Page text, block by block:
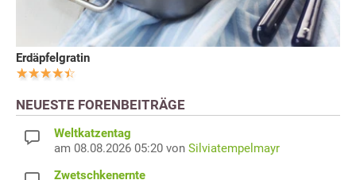
Erdäpfelgratin
NEUESTE FORENBEITRÄGE
Weltkatzentag
am 08.08.2026 05:20 von Silviatempelmayr
Zwetschkenernte